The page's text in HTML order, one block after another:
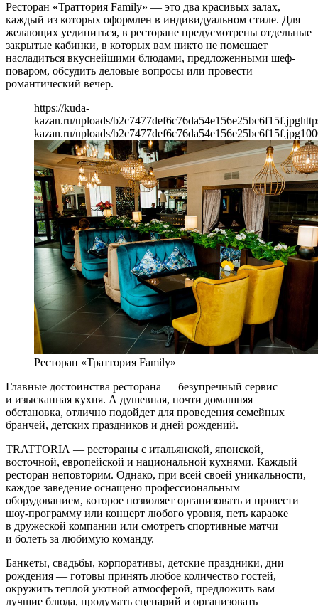
Ресторан «Траттория Family» — это два красивых залах,
каждый из которых оформлен в индивидуальном стиле. Для
желающих уединиться, в ресторане предусмотрены отдельные
закрытые кабинки, в которых вам никто не помешает
насладиться вкуснейшими блюдами, предложенными шеф-
поваром, обсудить деловые вопросы или провести
романтический вечер.
https://kuda-
kazan.ru/uploads/b2c7477def6c76da54e156e25bc6f15f.jpg
kazan.ru/uploads/b2c7477def6c76da54e156e25bc6f15f.jpg
Ресторан «Траттория Family»
Главные достоинства ресторана — безупречный сервис
и изысканная кухня. А душевная, почти домашняя
обстановка, отлично подойдет для проведения семейных
бранчей, детских праздников и дней рождений.
TRATTORIA — рестораны с итальянской, японской,
восточной, европейской и национальной кухнями. Каждый
ресторан неповторим. Однако, при всей своей уникальности,
каждое заведение оснащено профессиональным
оборудованием, которое позволяет организовать и провести
шоу-программу или концерт любого уровня, петь караоке
в дружеской компании или смотреть спортивные матчи
и болеть за любимую команду.
Банкеты, свадьбы, корпоративы, детские праздники, дни
рождения — готовы принять любое количество гостей,
окружить теплой уютной атмосферой, предложить вам
лучшие блюда, продумать сценарий и организовать